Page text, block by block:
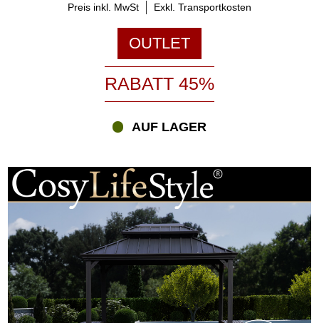
Preis inkl. MwSt Exkl. Transportkosten
OUTLET
RABATT 45%
AUF LAGER